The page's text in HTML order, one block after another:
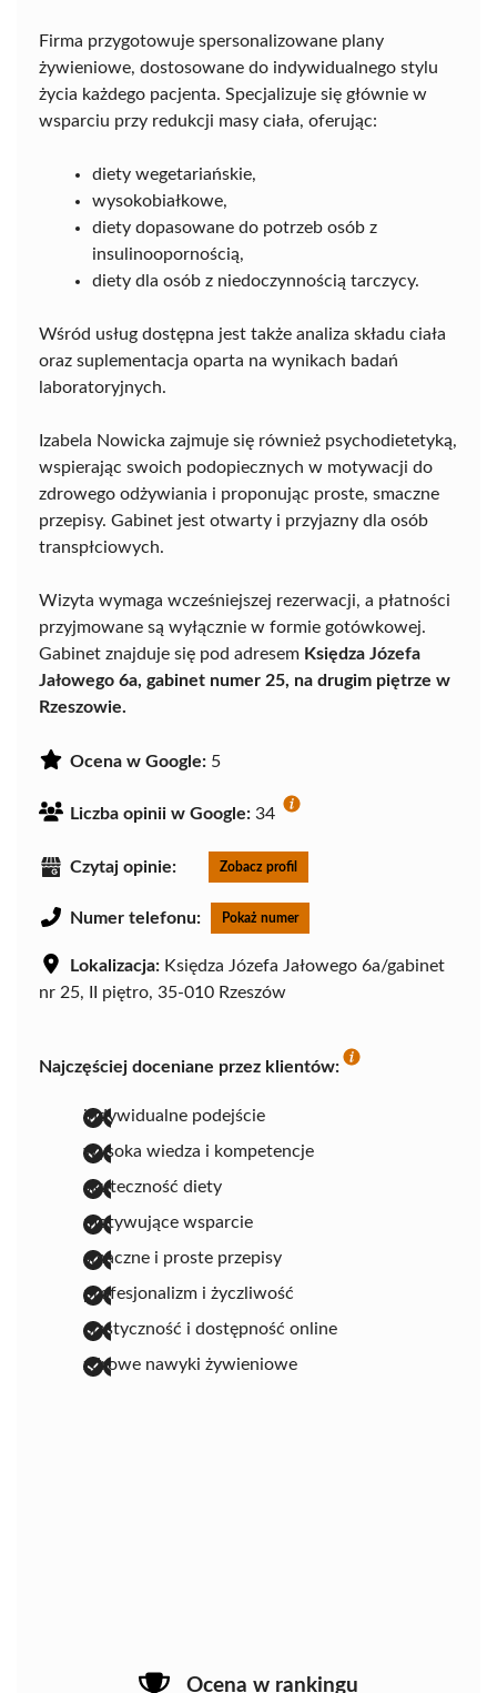
Firma przygotowuje spersonalizowane plany
żywieniowe, dostosowane do indywidualnego stylu
życia każdego pacjenta. Specjalizuje się głównie w
wsparciu przy redukcji masy ciała, oferując:
diety wegetariańskie,
wysokobiałkowe,
diety dopasowane do potrzeb osób z
insulinoopornością,
diety dla osób z niedoczynnością tarczycy.
Wśród usług dostępna jest także analiza składu ciała
oraz suplementacja oparta na wynikach badań
laboratoryjnych.
Izabela Nowicka zajmuje się również psychodietetyką,
wspierając swoich podopiecznych w motywacji do
zdrowego odżywiania i proponując proste, smaczne
przepisy. Gabinet jest otwarty i przyjazny dla osób
transpłciowych.
Wizyta wymaga wcześniejszej rezerwacji, a płatności
przyjmowane są wyłącznie w formie gotówkowej.
Gabinet znajduje się pod adresem Księdza Józefa
Jałowego 6a, gabinet numer 25, na drugim piętrze w
Rzeszowie.
Ocena w Google: 5
Liczba opinii w Google: 34
Czytaj opinie: Zobacz profil
Numer telefonu: Pokaż numer
Lokalizacja: Księdza Józefa Jałowego 6a/gabinet
nr 25, II piętro, 35-010 Rzeszów
Najczęściej doceniane przez klientów:
indywidualne podejście
wysoka wiedza i kompetencje
skuteczność diety
motywujące wsparcie
smaczne i proste przepisy
profesjonalizm i życzliwość
elastyczność i dostępność online
zdrowe nawyki żywieniowe
Ocena w rankingu